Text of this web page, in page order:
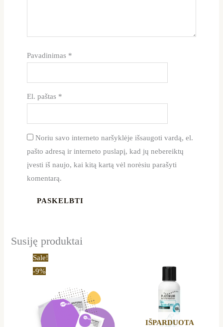
Pavadinimas *
El. paštas *
Noriu savo interneto naršyklėje išsaugoti vardą, el.
pašto adresą ir interneto puslapį, kad jų nebereiktų
įvesti iš naujo, kai kitą kartą vėl norėsiu parašyti
komentarą.
Susiję produktai
Sale!
-9%
IŠPARDUOTA